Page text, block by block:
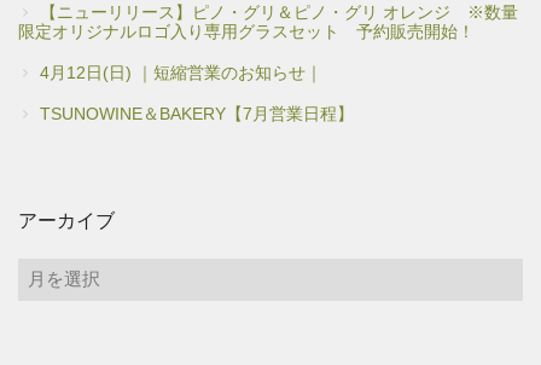
【ニューリリース】ピノ・グリ＆ピノ・グリ オレンジ ※数量
限定オリジナルロゴ入り専用グラスセット 予約販売開始！
4月12日(日) ｜短縮営業のお知らせ｜
TSUNOWINE＆BAKERY【7月営業日程】
アーカイブ
ア